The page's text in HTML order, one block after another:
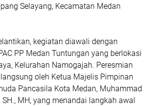
Selayang, Kecamatan Medan
kegiatan diawali dengan
PP Medan Tuntungan yang berlokasi
Kelurahan Namogajah. Peresmian
oleh Ketua Majelis Pimpinan
Pancasila Kota Medan, Muhammad
MH, yang menandai langkah awal